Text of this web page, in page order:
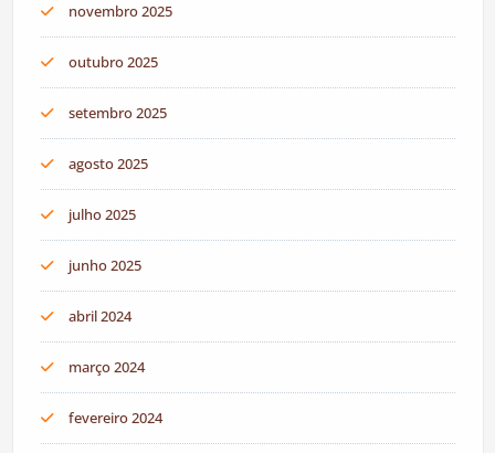
novembro 2025
outubro 2025
setembro 2025
agosto 2025
julho 2025
junho 2025
abril 2024
março 2024
fevereiro 2024